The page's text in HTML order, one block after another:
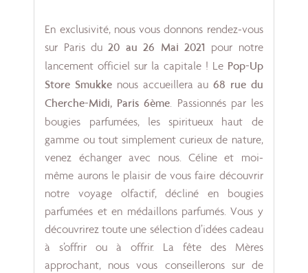
En exclusivité, nous vous donnons rendez-vous
sur Paris du20 au 26 Mai 2021 pour notre
lancement officiel sur la capitale ! Le Pop-Up
Store Smukke nous accueillera au68 rue du
Cherche-Midi, Paris 6ème. Passionnés par les
bougies parfumées, les spiritueux haut de
gamme ou tout simplement curieux de nature,
venez échanger avec nous. Céline et moi-
même aurons le plaisir de vous faire découvrir
notre voyage olfactif, décliné en bougies
parfumées et en médaillons parfumés. Vous y
découvrirez toute une sélection d’idées cadeau
à s’offrir ou à offrir. La fête des Mères
approchant, nous vous conseillerons sur de